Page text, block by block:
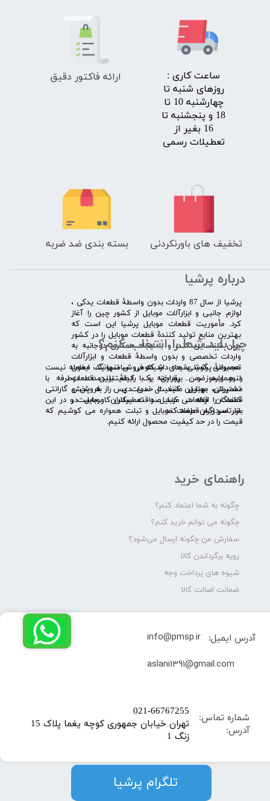
​ساعت کاری :
روزهای شنبه تا
چهارشنبه 10 تا
18 و پنجشنبه تا
16 بغیر از
تعطیلات رسمی
تخفیف های باورنکردنی بسته بندی ضد ضربه
ارائه فاکتور دقیق
درباره پرشیا
​پرشیا از سال 87 واردات بدون واسطۀ قطعات یدکی ،
لوازم جانبی و ابزارآلات موبایل از کشور چین را آغاز
کرد. مأموریت قطعات موبایل پرشیا این است که
بهترین منابع تولید کنندۀ قطعات موبایل را در کشور
چین شناسایی کند، و با ایجاد همکاری دوجانبه به
واردات تخصصی و بدون واسطۀ قطعات و ابزارآلات
تعمیراتی گوشی های شیائومی سامسونگ ایفون
لنوو ایسوز و .... پرداخته و با کیفیت­ترین قطعات
تعمیراتی موبایل مانند ال سی دی را به پخش
کنندگان قطعات موبایل و تعمیرکاران موبایل در
سرتاسر ایران عرضه کند.
راهنمای خرید
چگونه به شما اعتماد کنم؟
چگونه می توانم خرید کنم؟
سفارش من چگونه ارسال می‌شود؟
رویه برگرداندن کالا
شیوه های پرداخت وجه
ضمانت اصالت کالا
چرا باید شما را انتخاب کنم؟
​​ ​مجموعۀ پرشیا عقیده دارد که فروش تنها یک معامله نیست
و همواره ضمن برقراری یک رابطۀ بلندمدت دوطرفه با
مشتریان، بهترین کیفیت خدمات پس از فروش و گارانتی
قطعات را ارائه می­ کند. صداقت اساس کار ماست و در این
بازار سردرگم قطعات موبایل و تبلت همواره می کوشیم که
قیمت را در حد کیفیت محصول ارائه کنیم.
شماره تماس:
آدرس:
​021-66767255
تهران خیابان جمهوری کوچه یغما پلاک 15
زنگ 1
آدرس ایمیل:
info@pmsp.ir
​aslani1391@gmail.com
​​​​تلگرام پرشیا